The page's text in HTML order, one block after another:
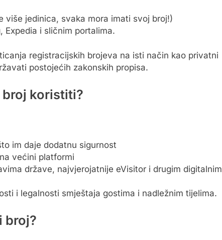
više jedinica, svaka mora imati svoj broj!)
Expedia i sličnim portalima.
registracijskih brojeva na isti način kao privatni
postojećih zakonskih propisa.
koristiti?
im daje dodatnu sigurnost
većini platformi
države, najvjerojatnije eVisitor i drugim digitalnim
i legalnosti smještaja gostima i nadležnim tijelima.
broj?